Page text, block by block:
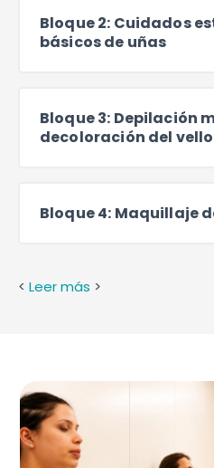
Bloque 2: Cuidados
básicos de uñas
Bloque 3: Depilación
decoloración del vello
Bloque 4: Maquillaje
< Leer más >